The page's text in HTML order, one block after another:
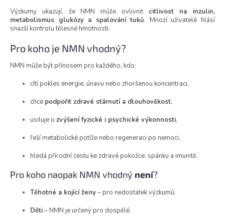
Výzkumy ukazují, že NMN může ovlivnit citlivost na inzulin,
metabolismus glukózy a spalování tuků. Mnozí uživatelé hlásí
snazší kontrolu tělesné hmotnosti.
Pro koho je NMN vhodný?
NMN může být přínosem pro každého, kdo:
cítí pokles energie, únavu nebo zhoršenou koncentraci,
chce podpořit zdravé stárnutí a dlouhověkost,
usiluje o zvýšení fyzické i psychické výkonnosti,
řeší metabolické potíže nebo regeneraci po nemoci,
hledá přírodní cestu ke zdravé pokožce, spánku a imunitě.
Pro koho naopak NMN vhodný není?
Těhotné a kojící ženy– pro nedostatek výzkumů.
Děti– NMN je určený pro dospělé.